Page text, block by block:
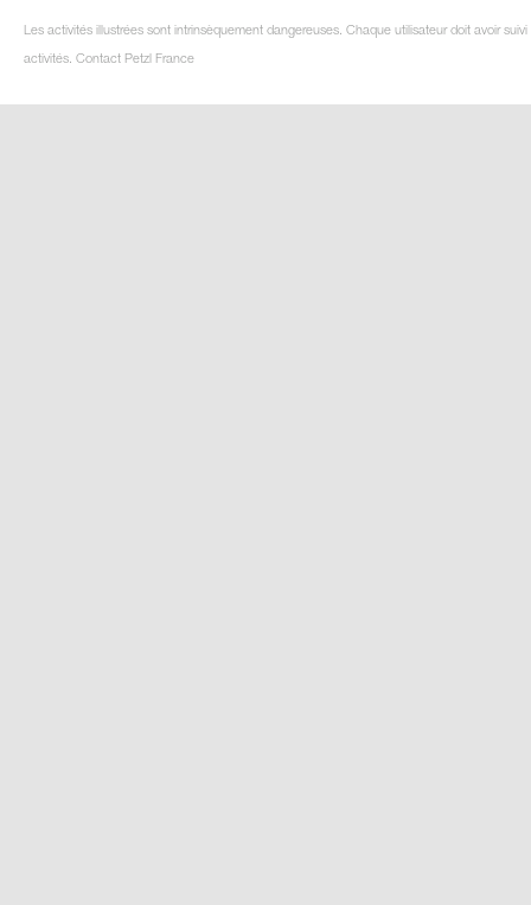
Les activités illustrées sont intrinsèquement dangereuses. Chaque utilisateur doit avoir
activités. Contact Petzl France